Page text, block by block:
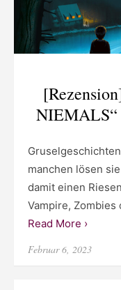
manchen lösen
damit einen
Vampire,
Read More ›
Posted
Februar 6, 2023